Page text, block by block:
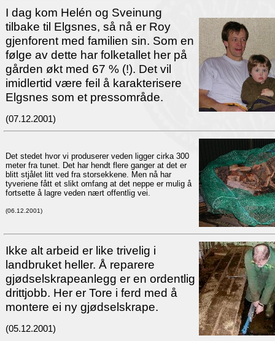
I dag kom Helén og Sveinung
tilbake til Elgsnes, så nå er Roy
gjenforent med familien sin. Som en
følge av dette har folketallet her på
gården økt med 67 % (!). Det vil
imidlertid være feil å karakterisere
Elgsnes som et pressområde.
(07.12.2001)
Det stedet hvor vi produserer veden ligger cirka 300
meter fra tunet. Det har hendt flere ganger at det er
blitt stjålet litt ved fra storsekkene. Men nå har
tyveriene fått et slikt omfang at det neppe er mulig å
fortsette å lagre veden nært offentlig vei.
(06.12.2001)
Ikke alt arbeid er like trivelig i
landbruket heller. Å reparere
gjødselskrapeanlegg er en ordentlig
drittjobb. Her er Tore i ferd med å
montere ei ny gjødselskrape.
(05.12.2001)